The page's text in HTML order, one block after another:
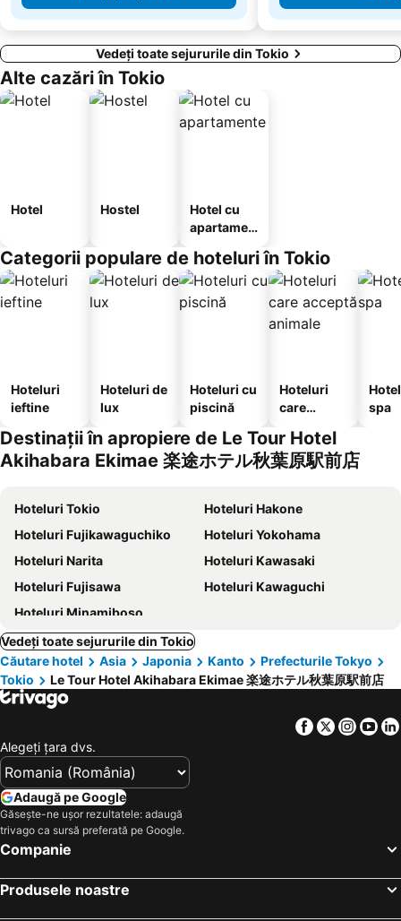
Vedeți toate sejururile din Tokio
Alte cazări în Tokio
Hotel Hostel
Hotel cu
apartamen
Categorii populare de hoteluri în Tokio
Hoteluri
ieftine
Hoteluri de
lux
Hoteluri cu
piscină
Hoteluri
care
animale
spa
Destinații în apropiere de Le Tour Hotel
Akihabara Ekimae 楽途ホテル秋葉原駅前店
Hoteluri Tokio
Hoteluri Hakone
Hoteluri Fujikawaguchiko
Hoteluri Yokohama
Hoteluri Narita
Hoteluri Kawasaki
Hoteluri Fujisawa
Hoteluri Kawaguchi
Hoteluri Minamiboso
Vedeți toate sejururile din Tokio
Căutare hotel
Asia Japonia Kanto
Prefecturile Tokyo
Tokio
Le Tour Hotel Akihabara Ekimae 楽途ホテル秋葉原駅前店
Facebook
Twitter
Alegeţi ţara dvs.
Adaugă pe Google
Găsește-ne ușor rezultatele: adaugă
trivago ca sursă preferată pe Google.
Companie
Produsele noastre